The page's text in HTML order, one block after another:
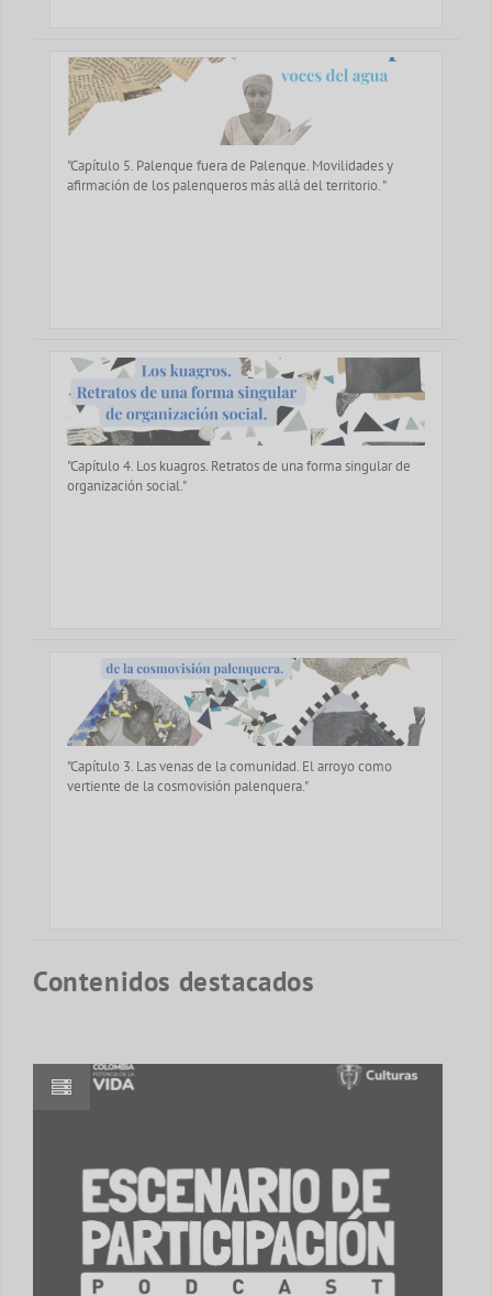
"Capítulo 5. Palenque fuera de Palenque. Movilidades y
afirmación de los palenqueros más allá del territorio. "
"Capítulo 4. Los kuagros. Retratos de una forma singular de
organización social."
"Capítulo 3. Las venas de la comunidad. El arroyo como
vertiente de la cosmovisión palenquera."
Contenidos destacados